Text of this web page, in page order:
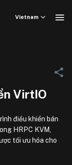
Vietnam
VirtIO
điều khiển bán
HRPC KVM,
tối ưu hóa cho